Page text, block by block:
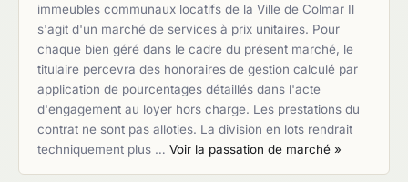
immeubles communaux locatifs de la Ville de Colmar Il
s'agit d'un marché de services à prix unitaires. Pour
chaque bien géré dans le cadre du présent marché, le
titulaire percevra des honoraires de gestion calculé par
application de pourcentages détaillés dans l'acte
d'engagement au loyer hors charge. Les prestations du
contrat ne sont pas alloties. La division en lots rendrait
techniquement plus … Voir la passation de marché »